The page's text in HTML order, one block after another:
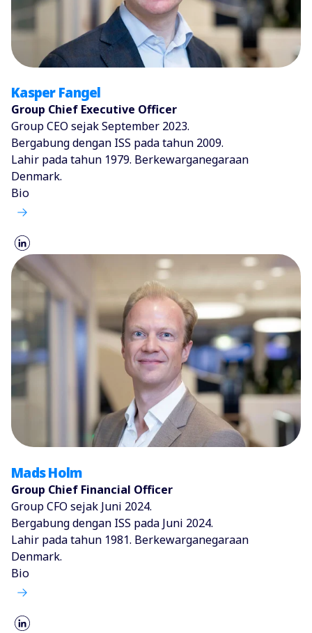
Kasper Fangel
Group Chief Executive Officer
Group CEO sejak September 2023.
Bergabung dengan ISS pada tahun 2009.
Lahir pada tahun 1979. Berkewarganegaraan
Denmark.
Bio
Mads Holm
Group Chief Financial Officer
Group CFO sejak Juni 2024.
Bergabung dengan ISS pada Juni 2024.
Lahir pada tahun 1981. Berkewarganegaraan
Denmark.
Bio